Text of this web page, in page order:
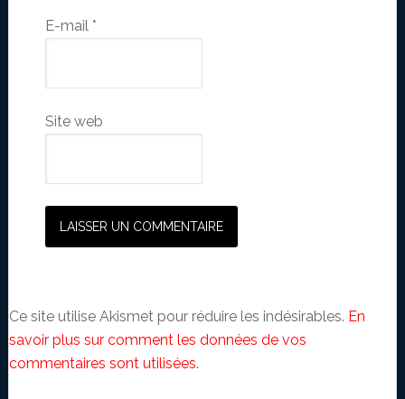
E-mail *
Site web
Ce site utilise Akismet pour réduire les indésirables. En
savoir plus sur comment les données de vos
commentaires sont utilisées.